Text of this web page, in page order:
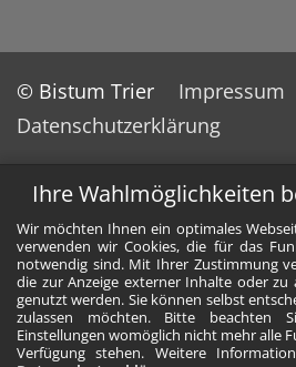
Ihre Wahlmöglichkeiten
Wir möchten Ihnen ein optimales
verwenden wir Cookies, die für das
notwendig sind. Mit Ihrer Zustimmung
die zur Anzeige externer Inhalte oder zu
genutzt werden. Sie können selbst
zulassen möchten. Bitte beachten
Einstellungen womöglich nicht mehr alle
Verfügung stehen. Weitere
© Bistum Trier
Impressum
Datenschutzerklärung